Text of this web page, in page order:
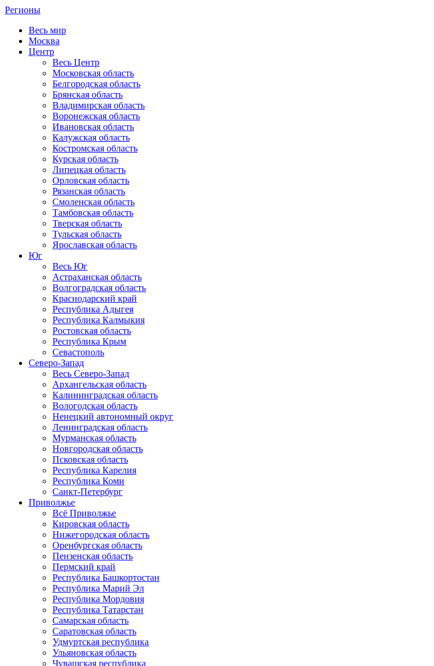
Регионы
Весь мир
Москва
Центр
Весь Центр
Московская область
Белгородская область
Брянская область
Владимирская область
Воронежская область
Ивановская область
Калужская область
Костромская область
Курская область
Липецкая область
Орловская область
Рязанская область
Смоленская область
Тамбовская область
Тверская область
Тульская область
Ярославская область
Юг
Весь Юг
Астраханская область
Волгоградская область
Краснодарский край
Республика Адыгея
Республика Калмыкия
Ростовская область
Республика Крым
Севастополь
Северо-Запад
Весь Северо-Запад
Архангельская область
Калининградская область
Вологодская область
Ненецкий автономный округ
Ленинградская область
Мурманская область
Новгородская область
Псковская область
Республика Карелия
Республика Коми
Санкт-Петербург
Приволжье
Всё Приволжье
Кировская область
Нижегородская область
Оренбургская область
Пензенская область
Пермский край
Республика Башкортостан
Республика Марий Эл
Республика Мордовия
Республика Татарстан
Самарская область
Саратовская область
Удмуртская республика
Ульяновская область
Чувашская республика